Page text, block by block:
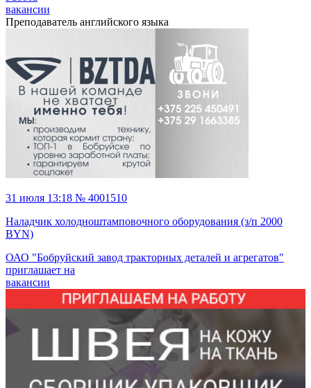
вакансии
Преподаватель английского языка
31 июля 13:18 № 4001510
Наладчик холодноштамповочного оборудования (з/п 2000
BYN)
ОАО "Бобруйский завод тракторных деталей и агрегатов"
приглашает на
вакансии